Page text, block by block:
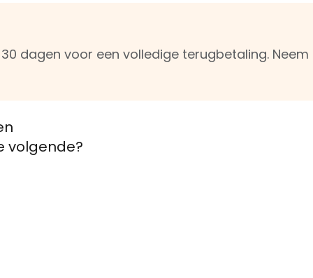
dagen voor een volledige terugbetaling.
volgende?